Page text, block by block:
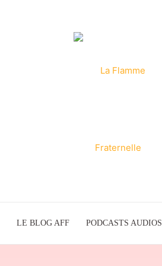
La
LE BLOG AFF PODCASTS AUDIOS